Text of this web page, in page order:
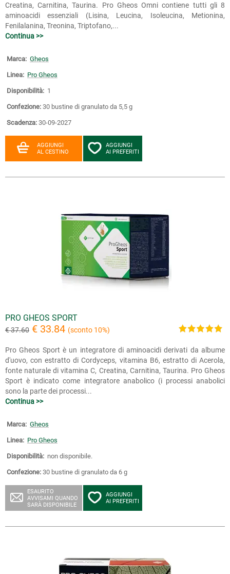
Creatina, Carnitina, Taurina. Pro Gheos Omni contiene tutti gli 8
aminoacidi essenziali (Lisina, Leucina, Isoleucina, Metionina,
Fenilalanina, Treonina, Triptofano,...
Continua >>
Marca: Gheos
Linea: Pro Gheos
Disponibilità: 1
Confezione: 30 bustine di granulato da 5,5 g
Scadenza: 30-09-2027
AGGIUNGI
AL CESTINO
AGGIUNGI
AI PREFERITI
PRO GHEOS SPORT
€ 37.60 € 33.84 (sconto 10%)
Pro Gheos Sport è un integratore di aminoacidi derivati da albume
d'uovo, con estratto di Cordyceps, vitamina B6, estratto di Acerola,
fonte naturale di vitamina C, Creatina, Carnitina, Taurina. Pro Gheos
Sport è indicato come integratore anabolico (i processi anabolici
sono la parte dei processi...
Continua >>
Marca: Gheos
Linea: Pro Gheos
Disponibilità: non disponibile.
Confezione: 30 bustine di granulato da 6 g
ESAURITO
AVVISAMI QUANDO
SARÀ DISPONIBILE
AGGIUNGI
AI PREFERITI